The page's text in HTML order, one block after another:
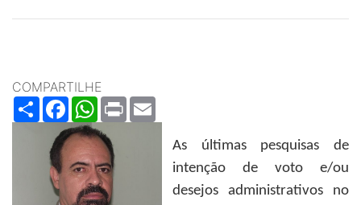
COMPARTILHE
ShareFacebookWhatsApp
Print
As últimas pesquisas de
intenção de voto e/ou
desejos administrativos no